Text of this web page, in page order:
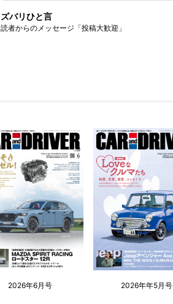
ズバリひと言
読者からのメッセージ「投稿大歓迎」
2026年6月号 2026年年5月号